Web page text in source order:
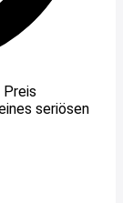
seriösen